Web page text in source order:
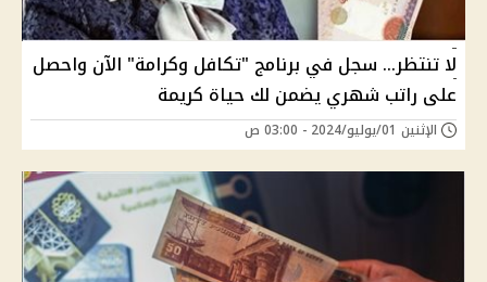
لا تنتظر... سجل في برنامج "تكافل وكرامة" الآن واحصل
على راتب شهري يضمن لك حياة كريمة
الإثنين 01/يوليو/2024 - 03:00 ص